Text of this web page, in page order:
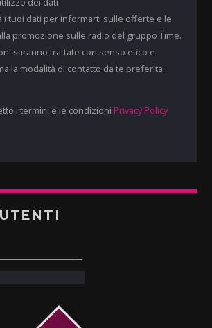
i tuoi dati per informarti sulle offerte e le
promozione sulle radio del gruppo Time.
saranno trattate con senso etico e
la modalità di contatto da te preferita:
i termini e le condizioni Privacy Policy